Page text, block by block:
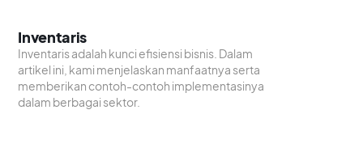
Inventaris
Inventaris adalah kunci efisiensi bisnis. Dalam
artikel ini, kami menjelaskan manfaatnya serta
memberikan contoh-contoh implementasinya
dalam berbagai sektor.